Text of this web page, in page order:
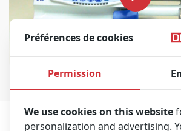
Infusion Pump Training
Préférences de cookies
Permission
We use cookies on this website
personalization and advertising.